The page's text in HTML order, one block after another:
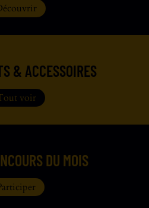
& ACCESSOIRES
voir
DU MOIS